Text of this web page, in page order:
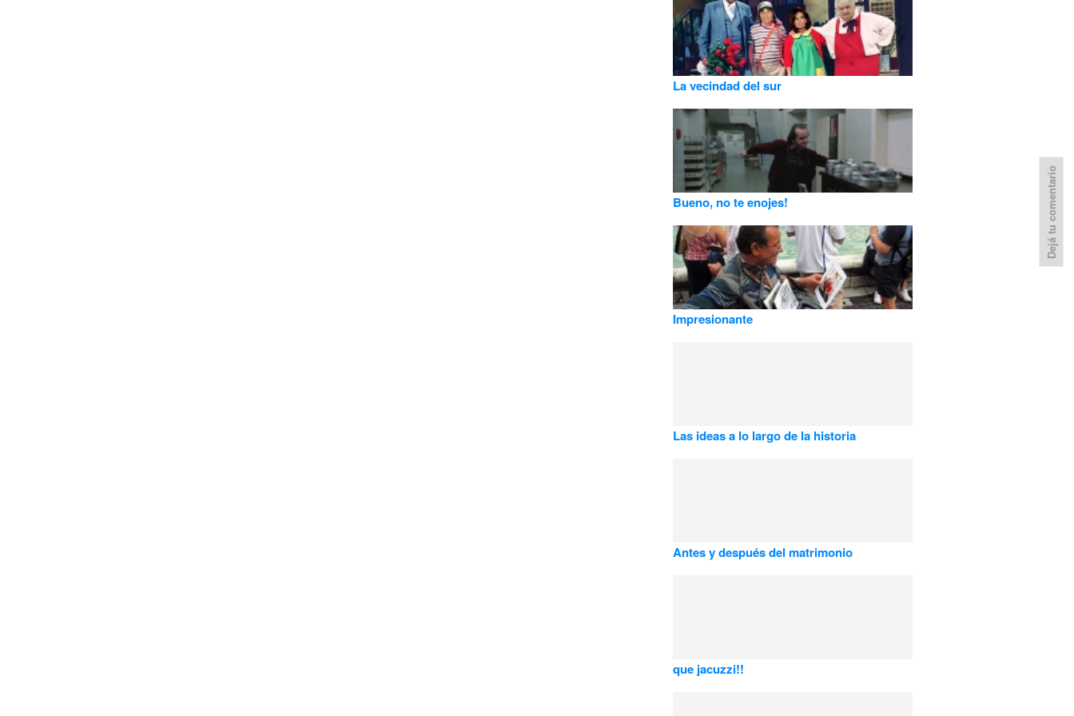
La vecindad del sur
Bueno, no te enojes!
Impresionante
Las ideas a lo largo de la historia
Antes y después del matrimonio
que jacuzzi!!
Dejá tu comentario